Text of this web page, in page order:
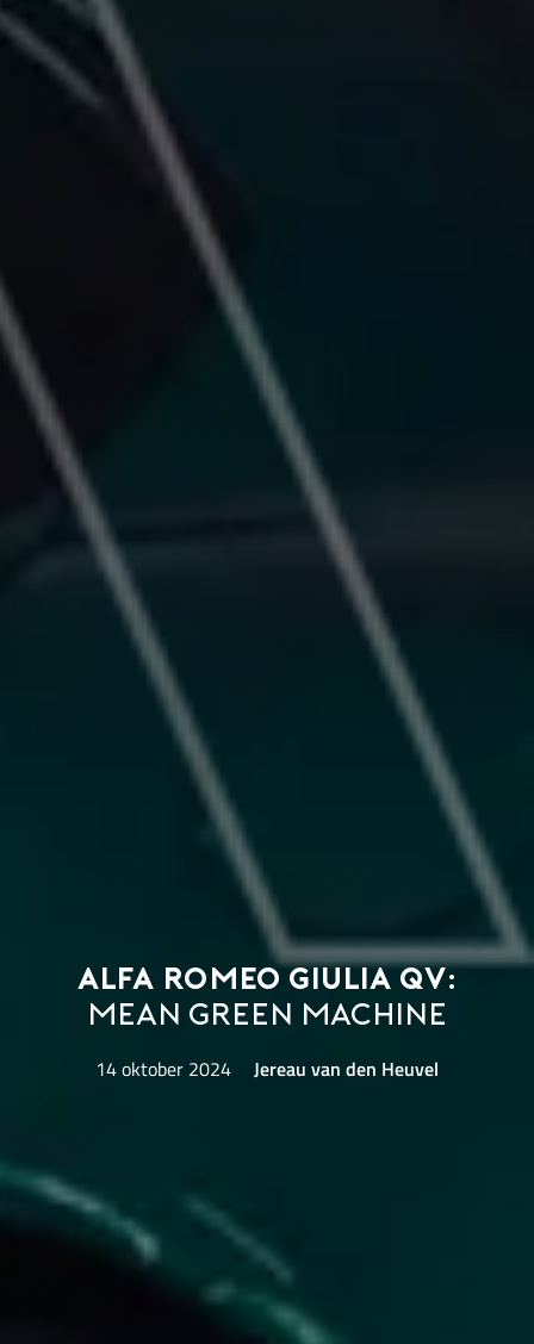
Alfa Romeo Giulia QV:
Mean Green Machine
14 oktober 2024 Jereau van den Heuvel